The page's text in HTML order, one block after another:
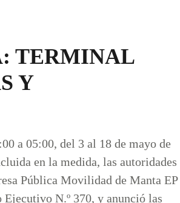
TERMINAL
Y
a 05:00, del 3 al 18 de mayo de
en la medida, las autoridades
Pública Movilidad de Manta EP
N.º 370, y anunció las